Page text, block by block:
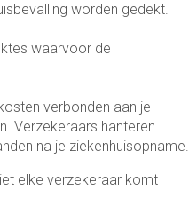
worden gedekt.
waarvoor de
verbonden aan je
Verzekeraars hanteren
na je ziekenhuisopname.
elke verzekeraar komt